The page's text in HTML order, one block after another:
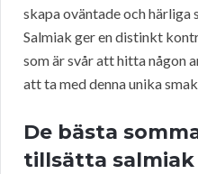
skapa oväntade och härliga
Salmiak ger en distinkt
som är svår att hitta någon
att ta med denna unika
De bästa
tillsätta salmiak